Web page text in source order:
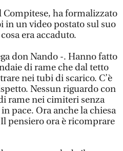
Compitese, ha formalizzato
in un video postato sul suo
era accaduto.
don Nando -. Hanno fatto
di rame che dal tetto
nei tubi di scarico. C’è
Nessun riguardo con
rame nei cimiteri senza
pace. Ora anche la chiesa
pensiero ora è ricomprare